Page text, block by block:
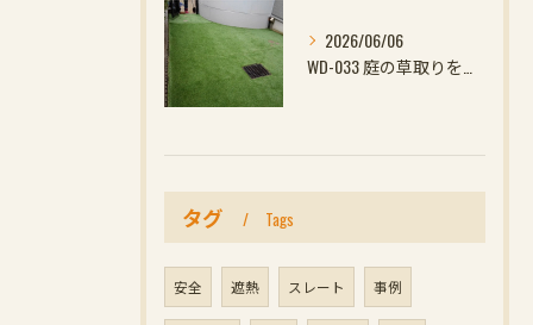
2026/06/06
タグ Tags
安全 遮熱 スレート 事例